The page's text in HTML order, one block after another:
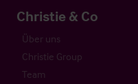
Christie & Co
Über uns
Christie Group
Team